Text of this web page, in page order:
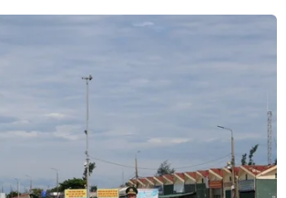
nông sản tại Lạng Sơn: Bộ